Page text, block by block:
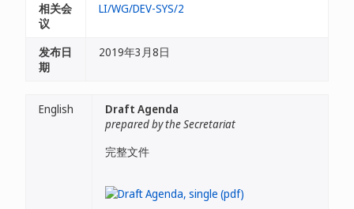
相关会
议
LI/WG/DEV-SYS/2
发布日
期
2019年3月8日
English
Draft Agenda
prepared by the Secretariat
完整文件